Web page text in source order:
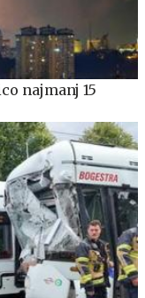
najmanj 15